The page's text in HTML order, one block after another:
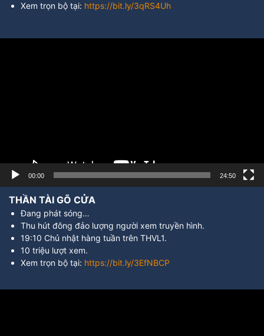
Xem trọn bộ tại: https://bit.ly/3qRS4Uh
00:00 24:50
THẦN TÀI GÕ CỬA
Đang phát sóng…
Thu hút đông đảo lượng người xem truyền hình.
19:10 Chủ nhật hàng tuần trên THVL1.
10 triệu lượt xem.
Xem trọn bộ tại: https://bit.ly/3EfNBCP